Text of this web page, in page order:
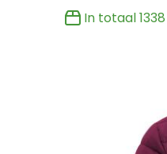
In totaal1338